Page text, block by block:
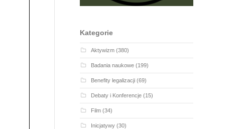
Kategorie
Aktywizm(380)
Badania naukowe(199)
Benefity legalizacji(69)
Debaty i Konferencje(15)
Film(34)
Inicjatywy(30)